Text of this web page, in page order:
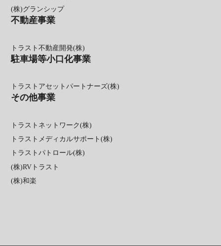
(株)グランシップ
不動産事業
トラスト不動産開発(株)
駐車場等小口化事業
トラストアセットパートナーズ(株)
その他事業
トラストネットワーク(株)
トラストメディカルサポート(株)
トラストパトロール(株)
(株)RVトラスト
(株)和楽